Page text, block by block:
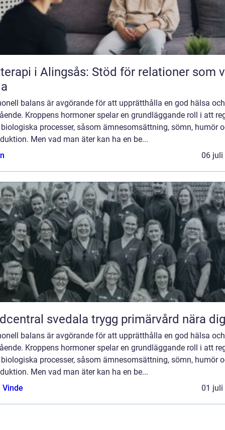
i Alingsås: Stöd för relationer som
balans är avgörande för att upprätthålla en god hälsa och
Kroppens hormoner spelar en grundläggande roll i att
processer, såsom ämnesomsättning, sömn, humör
Men vad man äter kan ha en be...
06 juli
Vårdcentral svedala trygg primärvård nära dig
balans är avgörande för att upprätthålla en god hälsa och
Kroppens hormoner spelar en grundläggande roll i att
processer, såsom ämnesomsättning, sömn, humör
Men vad man äter kan ha en be...
Vinde
01 juli